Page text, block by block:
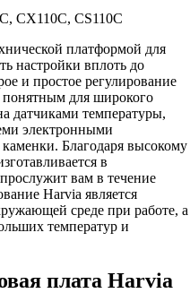
CX110C, CS110C
платформой для
настройки вплоть до
и простое регулирование
понятным для широкого
датчиками температуры,
электронными
Благодаря высокому
в
вам в течение
Harvia является
среде при работе, а
температур и
плата Harvia